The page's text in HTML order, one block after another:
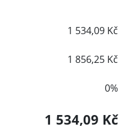
1 534,09 Kč
1 856,25 Kč
0%
1 534,09 Kč